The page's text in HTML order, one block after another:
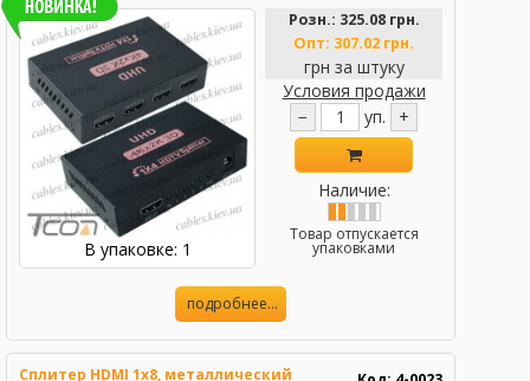
В упаковке: 1
Розн.: 325.08 грн.
Опт: 307.02 грн.
грн за штуку
Условия продажи
−
уп. +
Наличие:
Товар отпускается
упаковками
подробнее...
Сплитер HDMI 1x8, металлический